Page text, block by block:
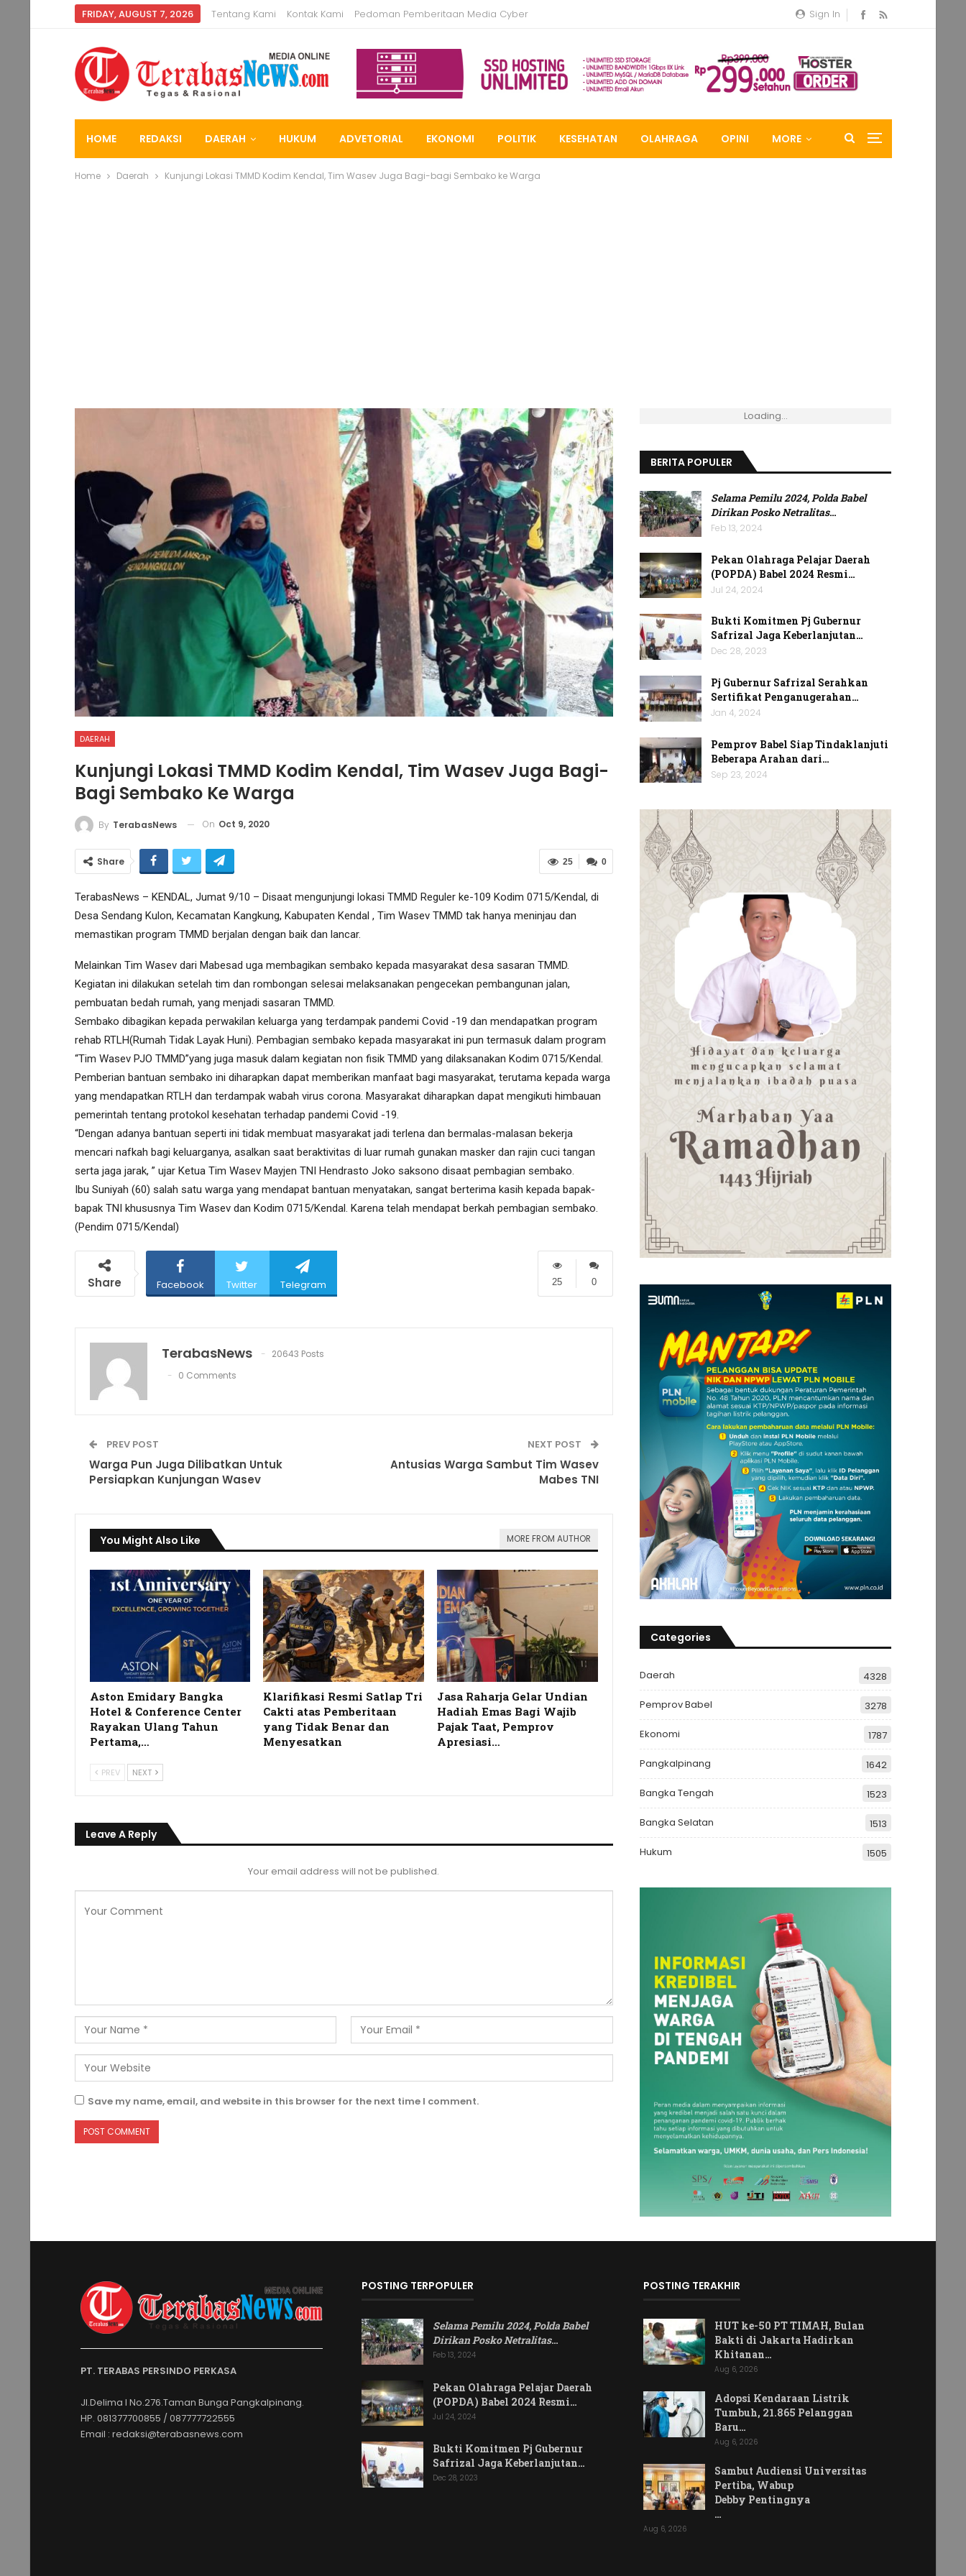
Sign In
FRIDAY, AUGUST 7, 2026 Tentang Kami Kontak Kami Pedoman Pemberitaan Media Cyber
HOME REDAKSI DAERAH HUKUM ADVETORIAL EKONOMI POLITIK KESEHATAN OLAHRAGA OPINI MORE
Home Daerah Kunjungi Lokasi TMMD Kodim Kendal, Tim Wasev Juga Bagi-bagi Sembako ke Warga
DAERAH
Kunjungi Lokasi TMMD Kodim Kendal, Tim Wasev Juga Bagi-
Bagi Sembako Ke Warga
By TerabasNews On Oct 9, 2020
0
25
Share
TerabasNews – KENDAL, Jumat 9/10 – Disaat mengunjungi lokasi TMMD Reguler ke-109 Kodim 0715/Kendal, di
Desa Sendang Kulon, Kecamatan Kangkung, Kabupaten Kendal , Tim Wasev TMMD tak hanya meninjau dan
memastikan program TMMD berjalan dengan baik dan lancar.
Melainkan Tim Wasev dari Mabesad uga membagikan sembako kepada masyarakat desa sasaran TMMD.
Kegiatan ini dilakukan setelah tim dan rombongan selesai melaksanakan pengecekan pembangunan jalan,
pembuatan bedah rumah, yang menjadi sasaran TMMD.
Sembako dibagikan kepada perwakilan keluarga yang terdampak pandemi Covid -19 dan mendapatkan program
rehab RTLH(Rumah Tidak Layak Huni). Pembagian sembako kepada masyarakat ini pun termasuk dalam program
“Tim Wasev PJO TMMD”yang juga masuk dalam kegiatan non fisik TMMD yang dilaksanakan Kodim 0715/Kendal.
Pemberian bantuan sembako ini diharapkan dapat memberikan manfaat bagi masyarakat, terutama kepada warga
yang mendapatkan RTLH dan terdampak wabah virus corona. Masyarakat diharapkan dapat mengikuti himbauan
pemerintah tentang protokol kesehatan terhadap pandemi Covid -19.
“Dengan adanya bantuan seperti ini tidak membuat masyarakat jadi terlena dan bermalas-malasan bekerja
mencari nafkah bagi keluarganya, asalkan saat beraktivitas di luar rumah gunakan masker dan rajin cuci tangan
serta jaga jarak, ” ujar Ketua Tim Wasev Mayjen TNI Hendrasto Joko saksono disaat pembagian sembako.
Ibu Suniyah (60) salah satu warga yang mendapat bantuan menyatakan, sangat berterima kasih kepada bapak-
bapak TNI khususnya Tim Wasev dan Kodim 0715/Kendal. Karena telah mendapat berkah pembagian sembako.
(Pendim 0715/Kendal)
0
25
Share Facebook Twitter Telegram
TerabasNews
20643 Posts
0 Comments
PREV POST
Warga Pun Juga Dilibatkan Untuk
Persiapkan Kunjungan Wasev
NEXT POST
Antusias Warga Sambut Tim Wasev
Mabes TNI
You Might Also Like MORE FROM AUTHOR
Aston Emidary Bangka
Hotel & Conference Center
Rayakan Ulang Tahun
Pertama,…
Klarifikasi Resmi Satlap Tri
Cakti atas Pemberitaan
yang Tidak Benar dan
Menyesatkan
Jasa Raharja Gelar Undian
Hadiah Emas Bagi Wajib
Pajak Taat, Pemprov
Apresiasi…
PREV NEXT
Leave A Reply
Your email address will not be published.
Save my name, email, and website in this browser for the next time I comment.
Loading...
BERITA POPULER
Selama Pemilu 2024, Polda Babel
Dirikan Posko Netralitas…
Feb 13, 2024
Pekan Olahraga Pelajar Daerah
(POPDA) Babel 2024 Resmi…
Jul 24, 2024
Bukti Komitmen Pj Gubernur
Safrizal Jaga Keberlanjutan…
Dec 28, 2023
Pj Gubernur Safrizal Serahkan
Sertifikat Penganugerahan…
Jan 4, 2024
Pemprov Babel Siap Tindaklanjuti
Beberapa Arahan dari…
Sep 23, 2024
Categories
Daerah 4328
Pemprov Babel 3278
Ekonomi 1787
Pangkalpinang 1642
Bangka Tengah 1523
Bangka Selatan 1513
Hukum 1505
PT. TERABAS PERSINDO PERKASA
Jl.Delima I No.276.Taman Bunga Pangkalpinang.
HP. 081377700855 / 087777722555
Email : redaksi@terabasnews.com
POSTING TERPOPULER
Selama Pemilu 2024, Polda Babel
Dirikan Posko Netralitas…
Feb 13, 2024
Pekan Olahraga Pelajar Daerah
(POPDA) Babel 2024 Resmi…
Jul 24, 2024
Bukti Komitmen Pj Gubernur
Safrizal Jaga Keberlanjutan…
Dec 28, 2023
POSTING TERAKHIR
HUT ke-50 PT TIMAH, Bulan
Bakti di Jakarta Hadirkan
Khitanan…
Aug 6, 2026
Adopsi Kendaraan Listrik
Tumbuh, 21.865 Pelanggan
Baru…
Aug 6, 2026
Sambut Audiensi Universitas
Pertiba, Wabup
Debby Pentingnya
…
Aug 6, 2026